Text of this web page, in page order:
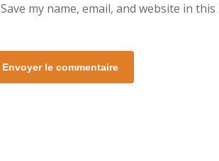
Save my name, email, and website in